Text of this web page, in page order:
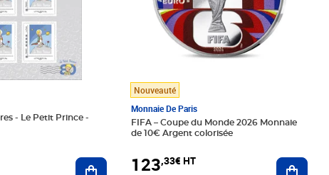
- Le Petit Prince -
Ajouter au panier
Nouveauté
Monnaie De Paris
FIFA – Coupe du Monde 2026 Monnaie
de 10€ Argent colorisée
123,33€ HT